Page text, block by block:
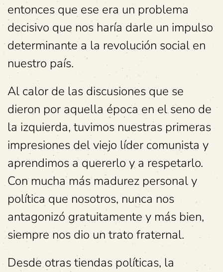
entonces que ese era un problema
decisivo que nos haría darle un impulso
determinante a la revolución social en
nuestro país.
Al calor de las discusiones que se
dieron por aquella época en el seno de
la izquierda, tuvimos nuestras primeras
impresiones del viejo líder comunista y
aprendimos a quererlo y a respetarlo.
Con mucha más madurez personal y
política que nosotros, nunca nos
antagonizó gratuitamente y más bien,
siempre nos dio un trato fraternal.
Desde otras tiendas políticas, la